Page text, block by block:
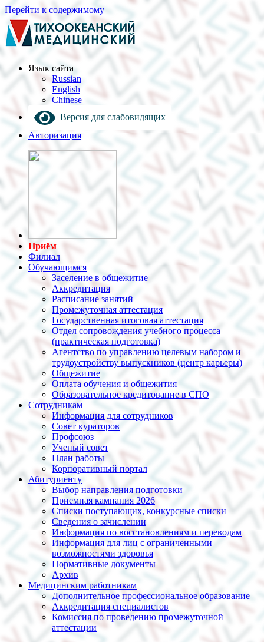
Перейти к содержимому
Язык cайта
Russian
English
Chinese
Версия для слабовидящих
Авторизация
Приём
Филиал
Обучающимся
Заселение в общежитие
Аккредитация
Расписание занятий
Промежуточная аттестация
Государственная итоговая аттестация
Отдел сопровождения учебного процесса
(практическая подготовка)
Агентство по управлению целевым набором и
трудоустройству выпускников (центр карьеры)
Общежитие
Оплата обучения и общежития
Образовательное кредитование в СПО
Сотрудникам
Информация для сотрудников
Совет кураторов
Профсоюз
Ученый совет
План работы
Корпоративный портал
Абитуриенту
Выбор направления подготовки
Приемная кампания 2026
Списки поступающих, конкурсные списки
Сведения о зачислении
Информация по восстановлениям и переводам
Информация для лиц с ограниченными
возможностями здоровья
Нормативные документы
Архив
Медицинским работникам
Дополнительное профессиональное образование
Аккредитация специалистов
Комиссия по проведению промежуточной
аттестации